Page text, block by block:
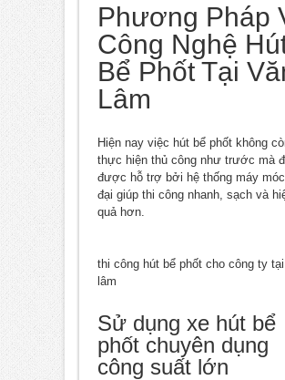
Phương Pháp
Công Nghệ
Bể Phốt Tại
Lâm
Hiện nay việc hút bể phốt không
thực hiện thủ công như trước mà
được hỗ trợ bởi hệ thống máy
đại giúp thi công nhanh, sạch và
quả hơn.
thi công hút bể phốt cho công ty
lâm
Sử dụng xe hút bể
phốt chuyên dụng
công suất lớn